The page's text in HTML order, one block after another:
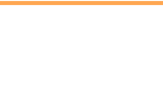
17:30～20:45